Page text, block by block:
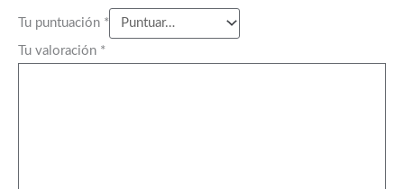
Tu puntuación *
Tu valoración *